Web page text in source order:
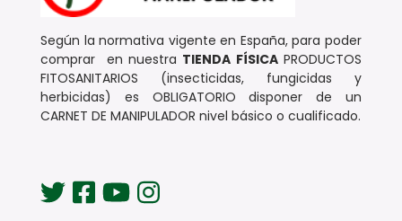
Según la normativa vigente en España, para poder
comprar en nuestra TIENDA FÍSICAPRODUCTOS
FITOSANITARIOS (insecticidas, fungicidas y
herbicidas) es OBLIGATORIO disponer de un
CARNET DE MANIPULADOR nivel básico o cualificado.